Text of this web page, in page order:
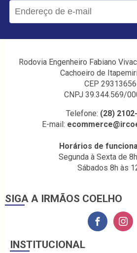
Rodovia Engenheiro Fabiano
Cachoeiro de
CEP 29313656
CNPJ 39.344.569/
Telefone: (28)
E-mail:
Horários de
Segunda à Sexta de
Sábados 8h às
SIGA A IRMÃOS COELHO
INSTITUCIONAL